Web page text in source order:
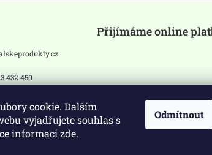
cookie. Dalším
vyjadřujete souhlas s
informacízde.
Odmítnout
432 450
nás na Facebooku
Přijímáme online